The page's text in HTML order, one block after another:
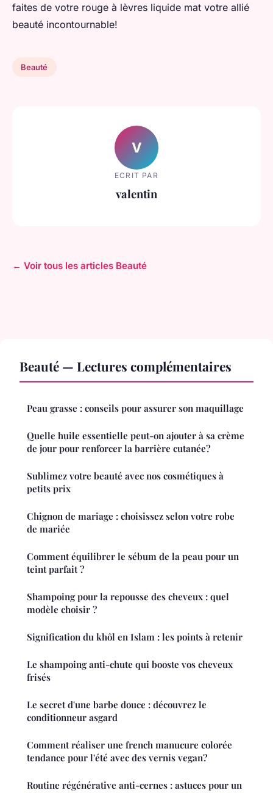
faites de votre rouge à lèvres liquide mat votre allié
beauté incontournable!
Beauté
V
ECRIT PAR
valentin
← Voir tous les articles Beauté
Beauté — Lectures complémentaires
Peau grasse : conseils pour assurer son maquillage
Quelle huile essentielle peut-on ajouter à sa crème
de jour pour renforcer la barrière cutanée?
Sublimez votre beauté avec nos cosmétiques à
petits prix
Chignon de mariage : choisissez selon votre robe
de mariée
Comment équilibrer le sébum de la peau pour un
teint parfait ?
Shampoing pour la repousse des cheveux : quel
modèle choisir ?
Signification du khôl en Islam : les points à retenir
Le shampoing anti-chute qui booste vos cheveux
frisés
Le secret d'une barbe douce : découvrez le
conditionneur asgard
Comment réaliser une french manucure colorée
tendance pour l'été avec des vernis vegan?
Routine régénérative anti-cernes : astuces pour un